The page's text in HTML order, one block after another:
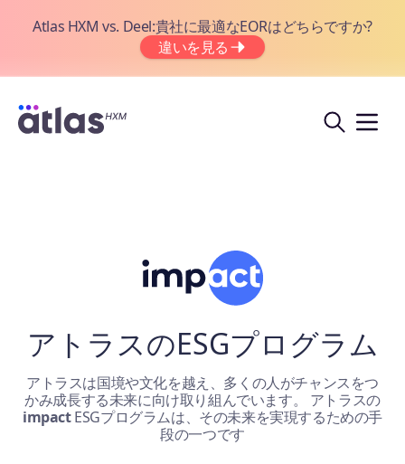
Atlas HXM vs. Deel:貴社に最適なEORはどちらですか?
違いを見る
アトラスのESGプログラム
アトラスは国境や文化を越え、多くの人がチャンスをつ
かみ成長する未来に向け取り組んでいます。 アトラスの
impactESGプログラムは、その未来を実現するための手
段の一つです